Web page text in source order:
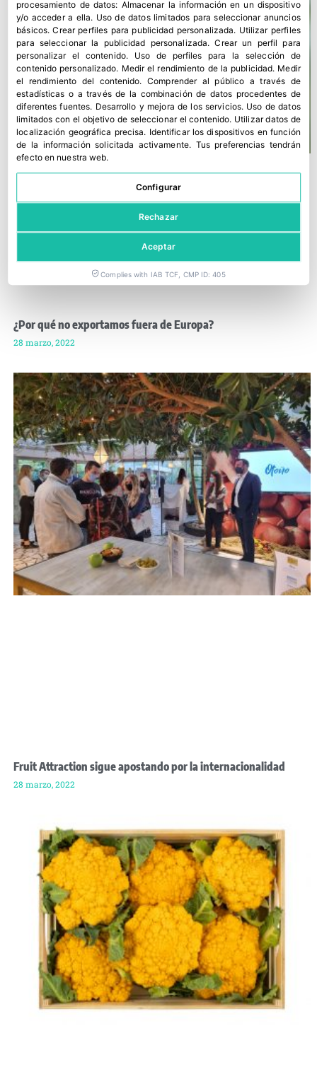
¿Por qué no exportamos fuera de Europa?
28 marzo, 2022
Fruit Attraction sigue apostando por la internacionalidad
28 marzo, 2022
procesamiento de datos: Almacenar la información en un dispositivo
y/o acceder a ella. Uso de datos limitados para seleccionar anuncios
básicos.Crear perfiles para publicidad personalizada. Utilizar perfiles
para seleccionar la publicidad personalizada.Crear un perfil para
personalizar el contenido. Uso de perfiles para la selección de
contenido personalizado. Medir el rendimiento de la publicidad. Medir
el rendimiento del contenido.Comprender al público a través de
estadísticas o a través de la combinación de datos procedentes de
diferentes fuentes. Desarrollo y mejora de los servicios. Uso de datos
limitados con el objetivo de seleccionar el contenido. Utilizar datos de
localización geográfica precisa. Identificar los dispositivos en función
de la información solicitada activamente. Tus preferencias tendrán
efecto en nuestra web.
Configurar
Rechazar
Aceptar
Complies with IAB TCF, CMP ID: 405